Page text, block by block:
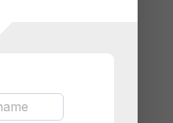
strictes
sûr